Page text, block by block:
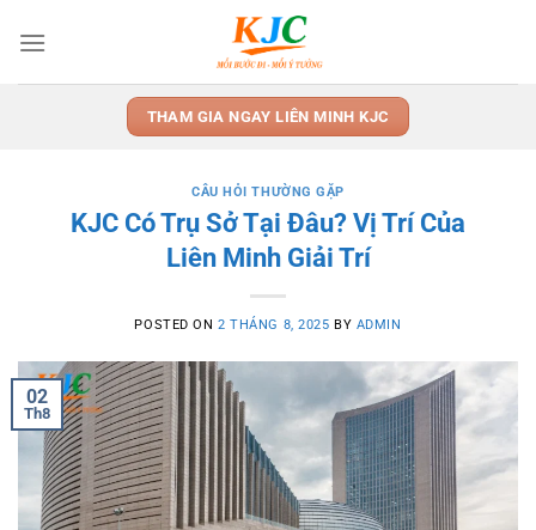
THAM GIA NGAY LIÊN MINH KJC
CÂU HỎI THƯỜNG GẶP
KJC Có Trụ Sở Tại Đâu? Vị Trí Của
Liên Minh Giải Trí
POSTED ON2 THÁNG 8, 2025 BY ADMIN
02
Th8